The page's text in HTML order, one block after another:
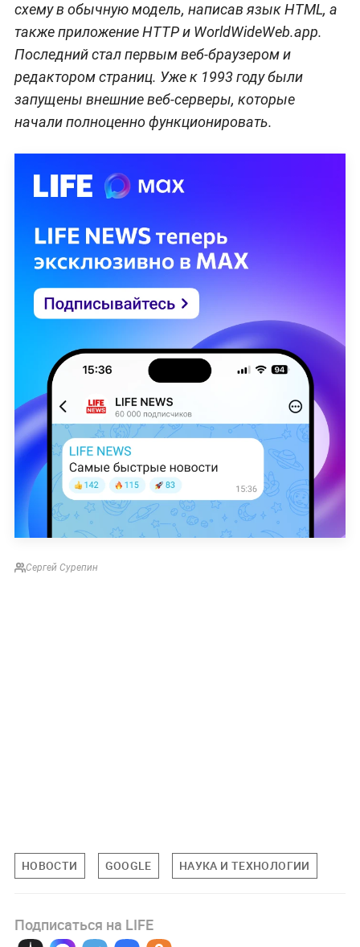
схему в обычную модель, написав язык HTML, а
также приложение HTTP и WorldWideWeb.app.
Последний стал первым веб-браузером и
редактором страниц. Уже к 1993 году были
запущены внешние веб-серверы, которые
начали полноценно функционировать.
Сергей Сурепин
НОВОСТИ GOOGLE НАУКА И ТЕХНОЛОГИИ
Подписаться на LIFE